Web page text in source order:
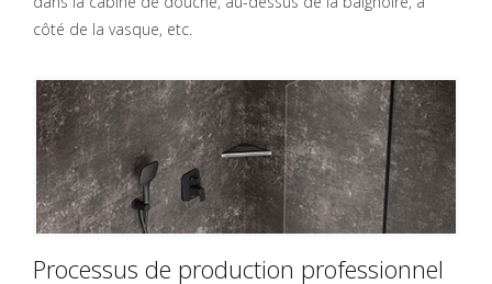
côté de la vasque, etc.
Processus de production professionnel